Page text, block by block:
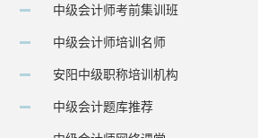
中级会计师考前集训班
中级会计师培训名师
安阳中级职称培训机构
中级会计题库推荐